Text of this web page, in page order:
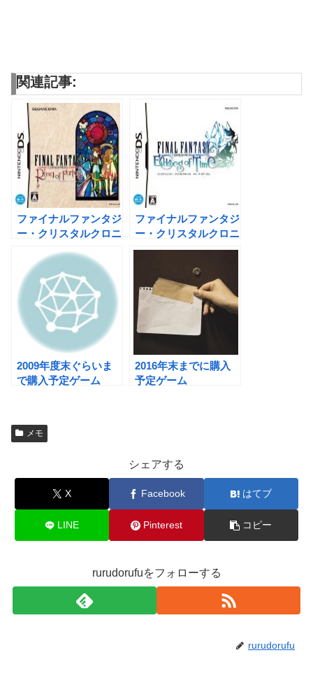
関連記事:
ファイナルファンタジ
ー・クリスタルクロニ
フェイト
ファイナルファンタジ
ー・クリスタルクロニ
クル エコーズ・オ
2009年度末ぐらいま
で購入予定ゲーム
2016年末までに購入
予定ゲーム
メモ
シェアする
X Facebook はてブ
LINE Pinterest コピー
rurudorufuをフォローする
rurudorufu